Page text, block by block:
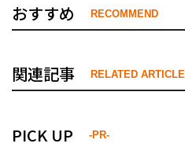
おすすめ RECOMMEND
関連記事 RELATED ARTICLE
PICK UP -PR-